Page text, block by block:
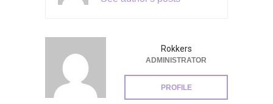
Rokkers
ADMINISTRATOR
PROFILE